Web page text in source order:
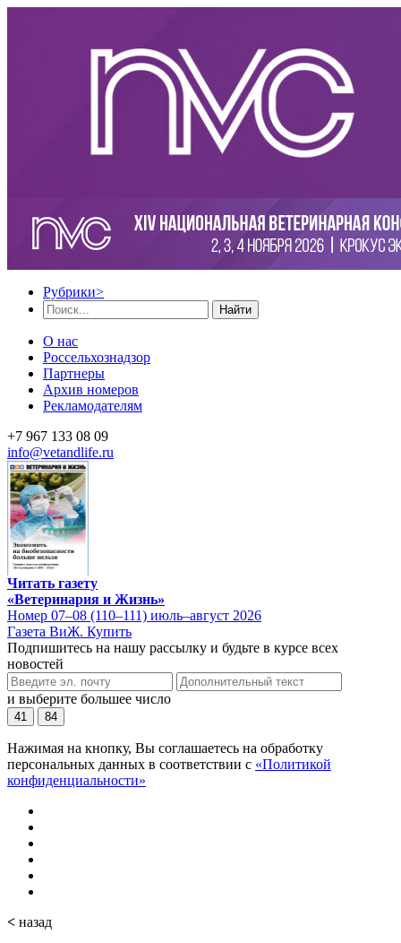
Рубрики>
Найти
О нас
Россельхознадзор
Партнеры
Архив номеров
Рекламодателям
+7 967 133 08 09
info@vetandlife.ru
Читать газету
«Ветеринария и Жизнь»
Номер 07–08 (110–111) июль–август 2026
Газета ВиЖ. Купить
Подпишитесь на нашу рассылку и будьте в курсе всех
новостей
и выберите большее число
41 84
Нажимая на кнопку, Вы соглашаетесь на обработку
персональных данных в соответствии с «Политикой
конфиденциальности»
< назад